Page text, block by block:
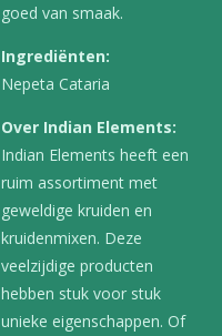
goed van smaak.
Ingrediënten:
Nepeta Cataria
Over Indian Elements:
Indian Elements heeft een
ruim assortiment met
geweldige kruiden en
kruidenmixen. Deze
veelzijdige producten
hebben stuk voor stuk
unieke eigenschappen. Of